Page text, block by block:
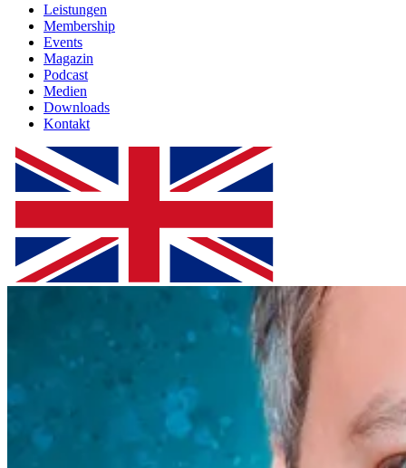
Leistungen
Membership
Events
Magazin
Podcast
Medien
Downloads
Kontakt